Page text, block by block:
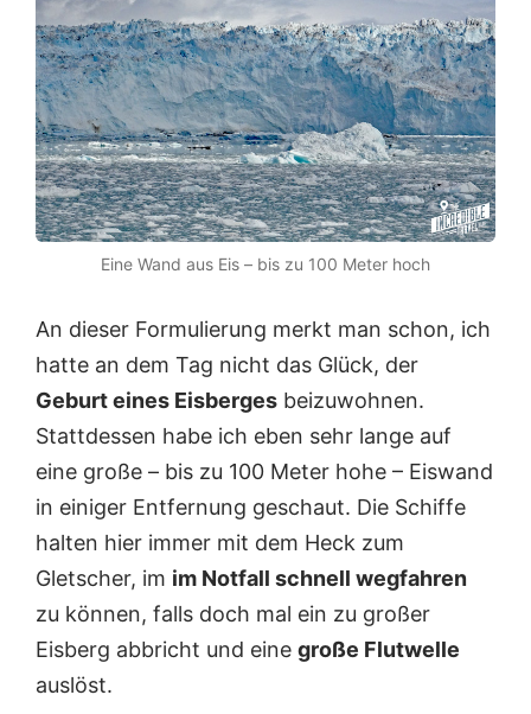
Eine Wand aus Eis – bis zu 100 Meter hoch
An dieser Formulierung merkt man schon, ich
hatte an dem Tag nicht das Glück, der
Geburt eines Eisberges beizuwohnen.
Stattdessen habe ich eben sehr lange auf
eine große – bis zu 100 Meter hohe – Eiswand
in einiger Entfernung geschaut. Die Schiffe
halten hier immer mit dem Heck zum
Gletscher, im im Notfall schnell wegfahren
zu können, falls doch mal ein zu großer
Eisberg abbricht und eine große Flutwelle
auslöst.